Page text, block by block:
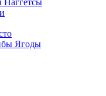
Наггетсы
Ягоды